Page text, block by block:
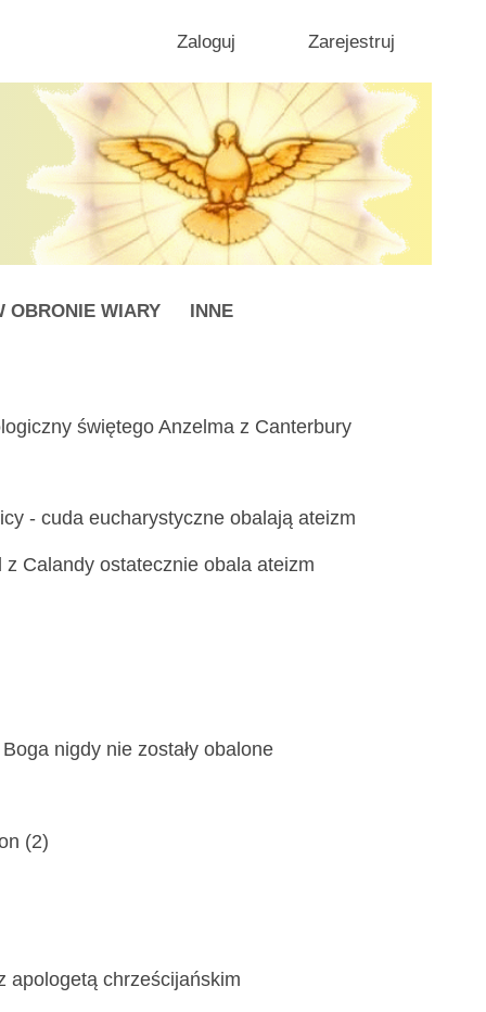
Zaloguj Zarejestruj
OBRONIE WIARY INNE
świętego Anzelma z Canterbury
- cuda eucharystyczne obalają ateizm
Calandy ostatecznie obala ateizm
nigdy nie zostały obalone
(2)
apologetą chrześcijańskim